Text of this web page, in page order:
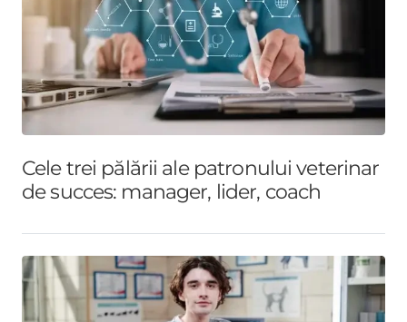
Cele trei pălării ale patronului veterinar
de succes: manager, lider, coach